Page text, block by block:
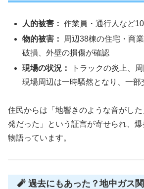
人的被害： 作業員・通行人など
物的被害：
周辺38棟の住宅・商
破損、外壁の損傷が確認
現場の状況：
トラックの炎上、
現場周辺は一時騒然となり、一部
住民からは「地響きのような音がし
発だった」という証言が寄せられ、
物語っています。
🧨 過去にもあった？地中ガス